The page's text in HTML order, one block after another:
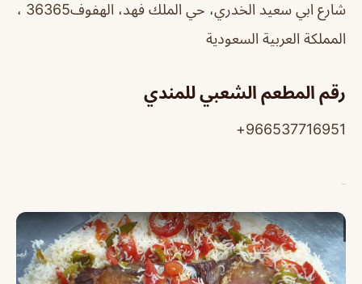
شارع ابي سعيد الخدري، حي الملك فهد، الهفوف‎ 36365،
المملكة العربية السعودية
رقم المطعم الشعبي للمندي
966537716951+